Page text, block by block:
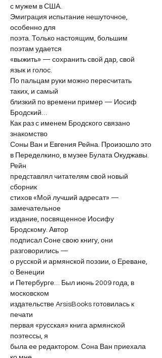
с мужем в США.
Эмиграция испытание нешуточное,
особенно для
поэта. Только настоящим, большим
поэтам удается
«выжить» — сохранить свой дар, свой
язык и голос.
По пальцам руки можно пересчитать
таких, и самый
близкий по времени пример — Иосиф
Бродский…
Как раз с именем Бродского связано
знакомство
Соны Ван и Евгения Рейна. Произошло это
в Переделкино, в музее Булата Окуджавы.
Рейн
представлял читателям свой новый
сборник
стихов «Мой лучший адресат» —
замечательное
издание, посвященное Иосифу
Бродскому. Автор
подписал Соне свою книгу, они
разговорились —
о русской и армянской поэзии, о Ереване,
о Венеции
и Петербурге… Был июнь 2009 года, в
московском
издательстве ArsisBooks готовилась к
печати
первая «русская» книга армянской
поэтессы, я
была ее редактором. Сона Ван приехала